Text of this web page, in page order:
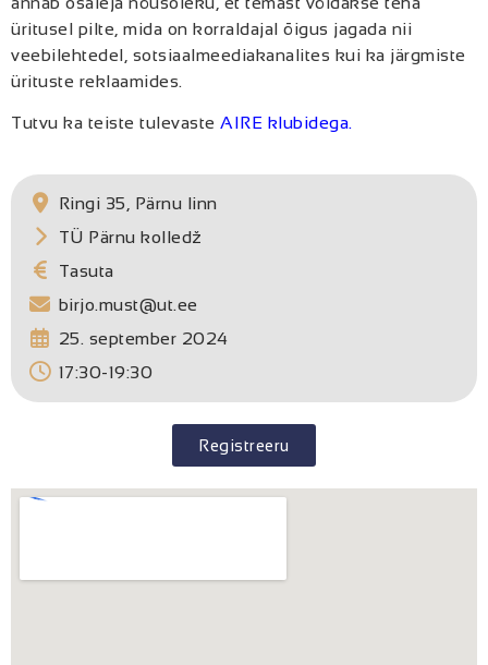
üritusel pilte, mida on korraldajal õigus jagada nii
veebilehtedel, sotsiaalmeediakanalites kui ka järgmiste
ürituste reklaamides.
Tutvu ka teiste tulevaste AIRE klubidega.
Ringi 35, Pärnu linn
TÜ Pärnu kolledž
Tasuta
birjo.must@ut.ee
25. september 2024
17:30-19:30
Registreeru